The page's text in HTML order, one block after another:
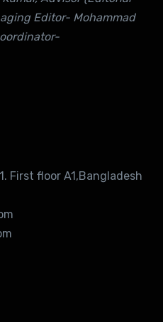
Editor- Mohammad
First floor A1,Bangladesh